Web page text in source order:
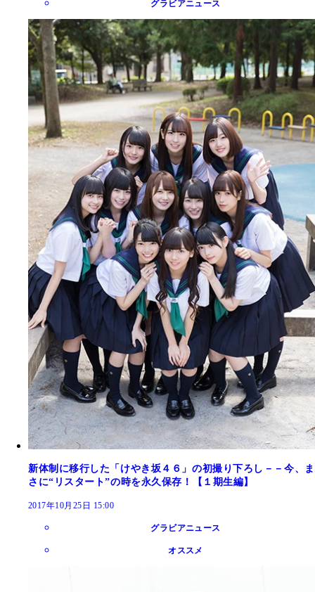
グラビアニュース
新体制に移行した「けやき坂４６」の初撮り下ろし－－今、ま
さに“リスタート”の時を永久保存！【１期生編】
2017年10月25日 15:00
グラビアニュース
オススメ